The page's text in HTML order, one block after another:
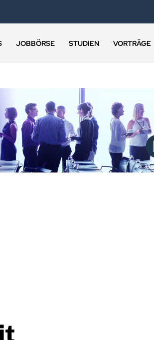
JOBBÖRSE STUDIEN VORTRÄGE